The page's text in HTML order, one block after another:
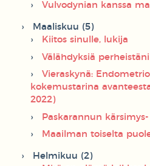
Vulvodynian kanssa
Maaliskuu (5)
Kiitos sinulle, lukija
Välähdyksiä perheistäni
Vieraskynä:
kokemustarina
2022)
Paskarannun
Maailman toiselta
Helmikuu (2)